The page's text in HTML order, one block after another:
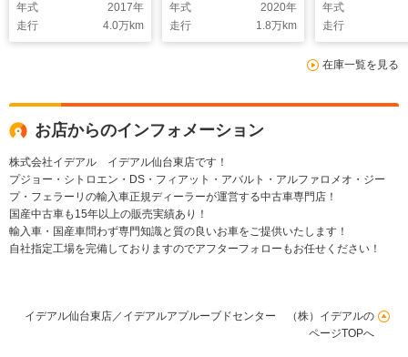
年式
2017年
走行
4.0万km
ラ HUD ACC 衝突軽
減B レーンキープ FR
ソナー Fフォグ Pゲー
ETC2.0 純正19AW
年式
2020年
走行
1.8万km
ー ACC 衝突
ーンキープ ブ
ドスポットモ
ート FRソナ
年式
走行
在庫一覧を見る
お店からのインフォメーション
株式会社イデアル イデアル仙台東店です！
プジョー・シトロエン・DS・フィアット・アバルト・アルファロメオ・ジー
プ・フェラーリの輸入車正規ディーラーが運営する中古車専門店！
国産中古車も15年以上の販売実績あり！
輸入車・国産車問わず専門知識と質の良いお車をご提供いたします！
自社指定工場を完備しておりますのでアフターフォローもお任せください！
イデアル仙台東店／イデアルアプルーブドセンター （株）イデアルの
ページTOPへ